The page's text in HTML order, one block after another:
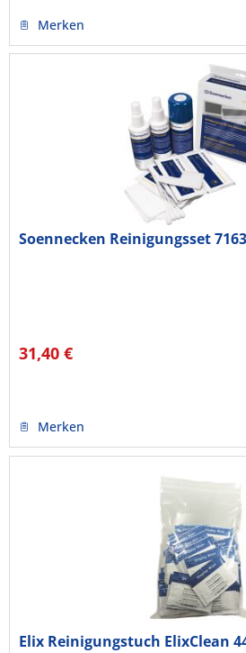
Merken
Soennecken Reinigungsset
31,40 €
Merken
Elix Reinigungstuch ElixClean